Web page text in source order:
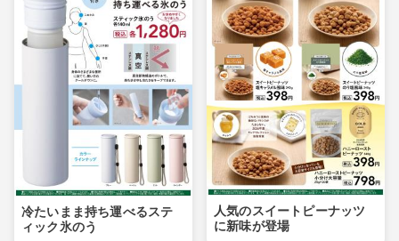
冷たいまま持ち運べるステ
ィック氷のう
人気のスイートピーナッツ
に新味が登場